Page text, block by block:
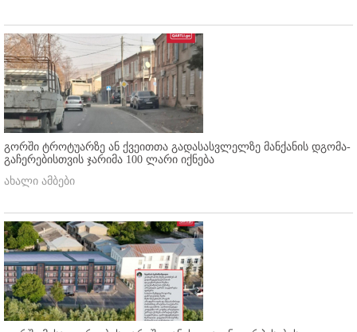
გორში ტროტუარზე ან ქვეითთა გადასასვლელზე მანქანის დგომა-
გაჩერებისთვის ჯარიმა 100 ლარი იქნება
ახალი ამბები